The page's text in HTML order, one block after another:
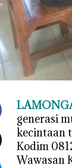
generasi
kecintaan
Kodim
Wawasan